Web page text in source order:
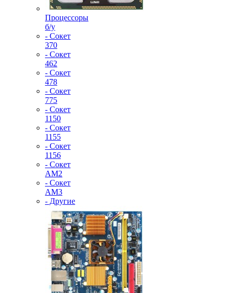
Процессоры
б/у
- Сокет
370
- Сокет
462
- Сокет
478
- Сокет
775
- Сокет
1150
- Сокет
1155
- Сокет
1156
- Сокет
AM2
- Сокет
AM3
- Другие